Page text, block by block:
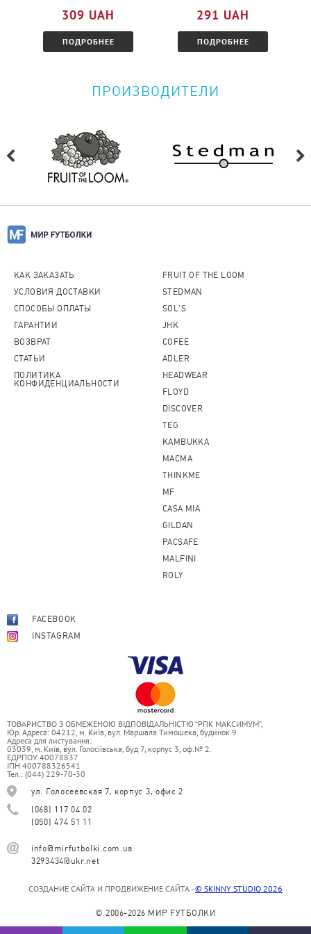
309 UAH
ПОДРОБНЕЕ
291 UAH
ПОДРОБНЕЕ
ПРОИЗВОДИТЕЛИ
© 2006-2026 МИР FУТБОЛКИ
КАК ЗАКАЗАТЬ
УСЛОВИЯ ДОСТАВКИ
СПОСОБЫ ОПЛАТЫ
ГАРАНТИИ
ВОЗВРАТ
СТАТЬИ
ПОЛИТИКА
КОНФИДЕНЦИАЛЬНОСТИ
FRUIT OF THE LOOM
STEDMAN
SOL'S
JHK
COFEE
ADLER
HEADWEAR
FLOYD
DISCOVER
TEG
KAMBUKKA
MACMA
THINKME
MF
CASA MIA
GILDAN
PACSAFE
MALFINI
ROLY
FACEBOOK
INSTAGRAM
ТОВАРИСТВО З ОБМЕЖЕНОЮ ВІДПОВІДАЛЬНІСТЮ “РПК МАКСИМУМ”,
Юр. Адреса: 04212, м. Київ, вул. Маршала Тимошека, будинок 9
Адреса для листування:
03039, м. Київ, вул. Голосіївська, буд 7, корпус 3, оф.№ 2.
ЕДРПОУ 40078837
ІПН 400788326541
Тел.: (044) 229-70-30
ул. Голосеевская 7, корпус 3, офис 2
(068) 117 04 02
(050) 474 51 11
info@mirfutbolki.com.ua
3293434@ukr.net
СОЗДАНИЕ САЙТА И ПРОДВИЖЕНИЕ САЙТА -© SKINNY STUDIO 2026